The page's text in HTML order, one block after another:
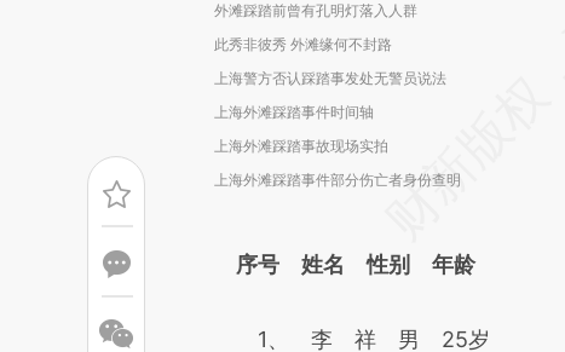
外滩踩踏前曾有孔明灯落入人群
此秀非彼秀 外滩缘何不封路
上海警方否认踩踏事发处无警员说法
上海外滩踩踏事件时间轴
上海外滩踩踏事故现场实拍
上海外滩踩踏事件部分伤亡者身份查明
序号 姓名 性别 年龄
1、 李 祥 男 25岁